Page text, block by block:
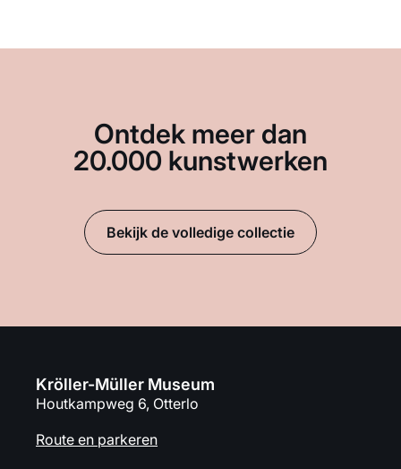
Ontdek meer dan
20.000 kunstwerken
Bekijk de volledige collectie
Kröller-Müller Museum
Houtkampweg 6, Otterlo
Route en parkeren